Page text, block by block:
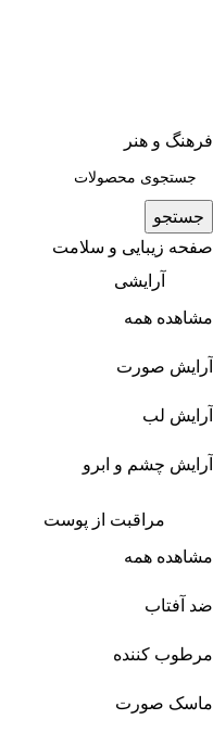
فرهنگ و هنر
جستجو
صفحه زیبایی و سلامت
آرایشی
مشاهده همه
آرایش صورت
آرایش لب
آرایش چشم و ابرو
مراقبت از پوست
مشاهده همه
ضد آفتاب
مرطوب کننده
ماسک صورت